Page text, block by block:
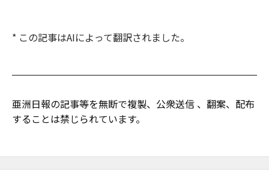
* この記事はAIによって翻訳されました。
亜洲日報の記事等を無断で複製、公衆送信 、翻案、配布
することは禁じられています。